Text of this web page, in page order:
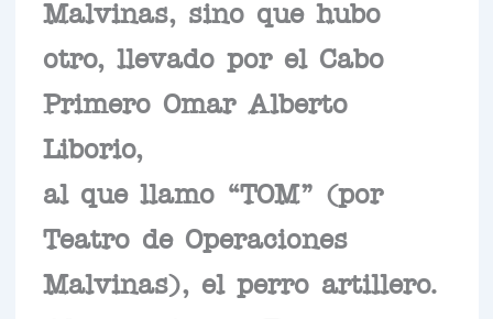
Malvinas, sino que hubo
otro, llevado por el Cabo
Primero Omar Alberto
Liborio,
al que llamo “TOM” (por
Teatro de Operaciones
Malvinas), el perro artillero.